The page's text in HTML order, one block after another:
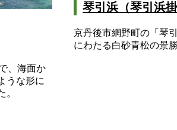
、海面か
うな形に
。
琴引浜（琴引浜
京丹後市網野町の「琴
にわたる白砂青松の景